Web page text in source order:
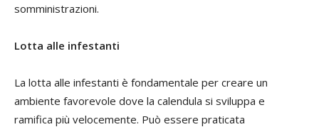
somministrazioni.
Lotta alle infestanti
La lotta alle infestanti è fondamentale per creare un
ambiente favorevole dove la calendula si sviluppa e
ramifica più velocemente. Può essere praticata